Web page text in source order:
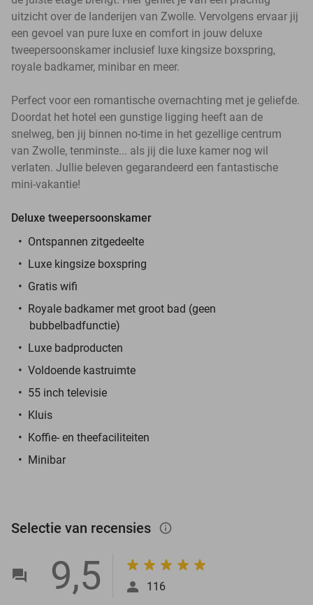
uitzicht over de landerijen van Zwolle. Vervolgens ervaar jij
een gevoel van pure luxe en comfort in jouw deluxe
tweepersoonskamer inclusief luxe kingsize boxspring,
royale badkamer, minibar en meer.
Perfect voor een romantische overnachting met je geliefde.
Doordat het hotel een gunstige ligging heeft aan de
snelweg, ben jij binnen no-time in het gezellige centrum
van Zwolle, tenminste... als jij die luxe kamer nog wil
verlaten. Jullie beleven gegarandeerd een fantastische
mini-vakantie!
Deluxe tweepersoonskamer
Ontspannen zitgedeelte
Luxe kingsize boxspring
Gratis wifi
Royale badkamer met groot bad (geen
bubbelbadfunctie)
Luxe badproducten
Voldoende kastruimte
55 inch televisie
Kluis
Koffie- en theefaciliteiten
Minibar
Selectie van recensies info_outlined
9,5 116